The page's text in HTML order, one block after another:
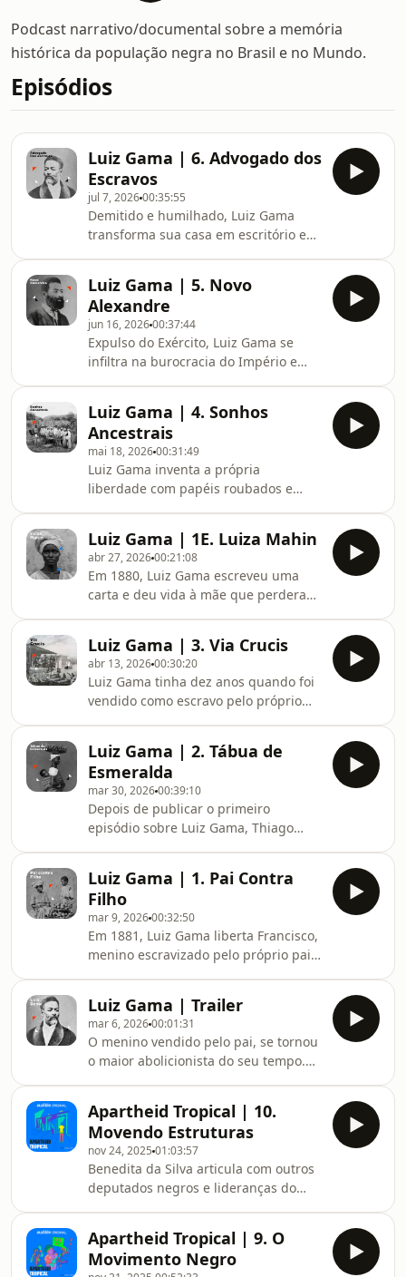
Podcast narrativo/documental sobre a memória
histórica da população negra no Brasil e no Mundo.
Episódios
Luiz Gama | 6. Advogado dos
Escravos
jul 7, 202600:35:55
Demitido e humilhado, Luiz Gama
transforma sua casa em escritório e
homem preto, sem diploma,
desafiando Juízes poderosos nos
tribunais do Império. Ousadia que
não sairia impune.APOIE Este
episódio só foi possível graças a
contribuição generosa de nossos
apoiadores. Se você gosta do nosso
trabalho, considere nos apoiar em
apoia.se/historia
Luiz Gama | 5. Novo
Alexandre
jun 16, 202600:37:44
Expulso do Exército, Luiz Gama se
infiltra na burocracia do Império e
conhecimento contra o Estado... e
paga o preço.APOIE Este episódio só
foi possível graças a contribuição
generosa de nossos apoiadores. Se
você gosta do nosso trabalho,
considere nos apoiar em
apoia.se/historiapreta ou
orelo.cc/historiapreta Chave Pix:
histor
Luiz Gama | 4. Sonhos
Ancestrais
mai 18, 202600:31:49
Luiz Gama inventa a própria
liberdade com papéis roubados e
1854, que tudo o que ele sabe vai
virar do avesso pra sempre.APOIE
Este episódio só foi possível graças a
contribuição generosa de nossos
apoiadores. Se você gosta do nosso
trabalho, considere nos apoiar em
apoia.se/historiapreta ou
orelo.cc/historiapreta Chave Pix: h
Luiz Gama | 1E. Luiza Mahin
abr 27, 202600:21:08
Em 1880, Luiz Gama escreveu uma
carta e deu vida à mãe que perdera
heroína e símbolo do movimento
negro.APOIE Este episódio só foi
possível graças a contribuição
generosa de nossos apoiadores. Se
você gosta do nosso trabalho,
considere nos apoiar em
apoia.se/historiapreta ou
orelo.cc/historiapreta Chave Pix:
historiapreta@gmail.com
Luiz Gama | 3. Via Crucis
abr 13, 202600:30:20
Luiz Gama tinha dez anos quando foi
vendido como escravo pelo próprio
sua via crucis do Cais do Valongo ao
cativeiro em São Paulo.APOIE Este
episódio só foi possível graças a
contribuição generosa de nossos
apoiadores. Se você gosta do nosso
trabalho, considere nos apoiar em
apoia.se/historiapreta ou
orelo.cc/historiapreta Cha
Luiz Gama | 2. Tábua de
Esmeralda
mar 30, 202600:39:10
Depois de publicar o primeiro
episódio sobre Luiz Gama, Thiago
mensagem do pesquisador Bruno
Lima mudou tudo. Seguindo as pistas
que o próprio Luiz Gama deixou em
sua carta autobiográfica, esse
episódio reconstrói as sucessivas
traições do pai contra o filho,
revelando o passado oculto de Luiz
Gama.APOIE Este episódio só foi
possível
Luiz Gama | 1. Pai Contra
Filho
mar 9, 202600:32:50
Em 1881, Luiz Gama liberta Francisco,
menino escravizado pelo próprio pai,
endividado através de documentos
falsificados.APOIE Este episódio só foi
possível graças a contribuição
generosa de nossos apoiadores. Se
você gosta do nosso trabalho,
considere nos apoiar em
apoia.se/historiapreta ou
orelo.cc/historiapreta Chave Pix:
historiapr
Luiz Gama | Trailer
mar 6, 202600:01:31
O menino vendido pelo pai, se tornou
o maior abolicionista do seu tempo.
temporada do História Preta
APOIEEste episódio só foi possível
graças a contribuição generosa de
nossos apoiadores.&nbsp;Se você
gosta do nosso trabalho, considere
nos apoiar em
apoia.se/historiapreta&nbsp;OU
orelo.cc/historiapretaChave Pix:
historiapreta@g
Apartheid Tropical | 10.
Movendo Estruturas
nov 24, 2025 01:03:57
Benedita da Silva articula com outros
deputados negros e lideranças do
Constituição: criminalização do
racismo, educação antirracista,
Apartheid Tropical | 9. O
Movimento Negro